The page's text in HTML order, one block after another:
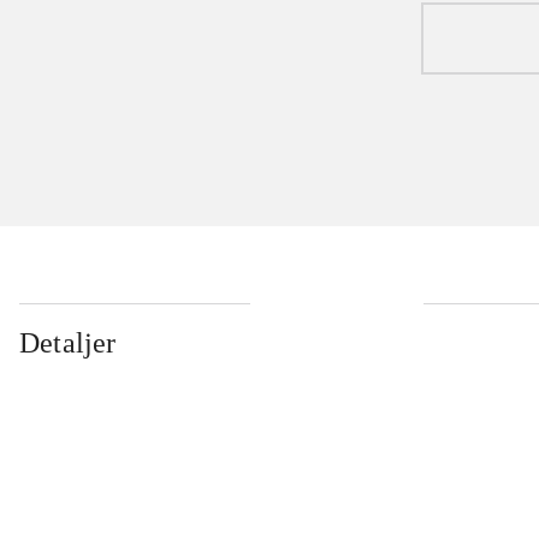
Detaljer